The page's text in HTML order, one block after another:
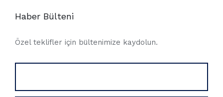
Haber Bülteni
Özel teklifler için bültenimize kaydolun.